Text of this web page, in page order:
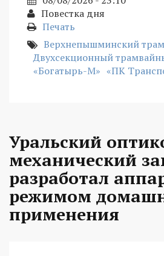
Повестка дня
Печать
Верхнепышминский
Двухсекционный
«Богатырь-М» «ПК
Уральский
механический
разработал
режимом
применения